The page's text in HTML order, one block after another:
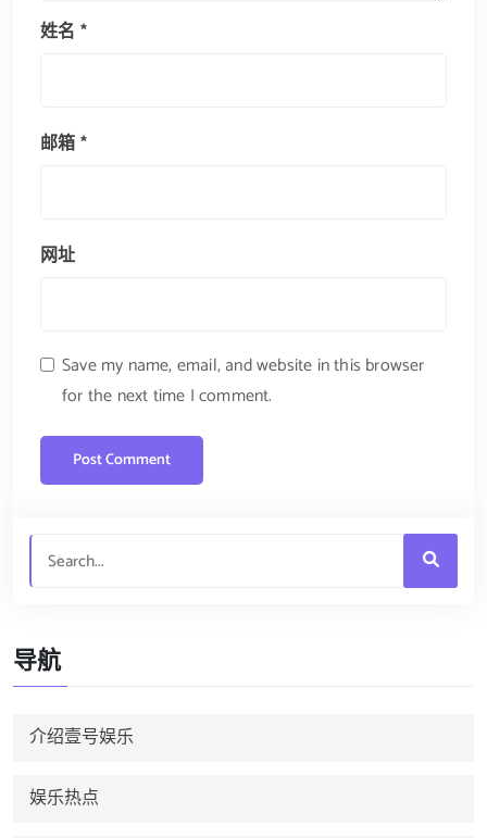
姓名 *
邮箱*
网址
Save my name, email, and website in this browser
for the next time I comment.
导航
介绍壹号娱乐
娱乐热点